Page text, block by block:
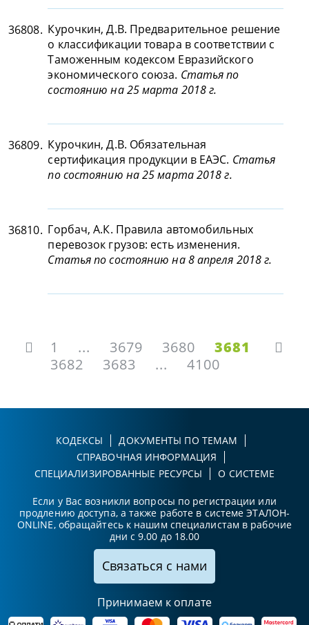
36808. Курочкин, Д.В. Предварительное решение
о классификации товара в соответствии с
Таможенным кодексом Евразийского
экономического союза. Статья по
состоянию на 25 марта 2018 г.
36809. Курочкин, Д.В. Обязательная
сертификация продукции в ЕАЭС. Статья
по состоянию на 25 марта 2018 г.
36810. Горбач, А.К. Правила автомобильных
перевозок грузов: есть изменения.
Статья по состоянию на 8 апреля 2018 г.
1 ... 3679 3680
3681
3682
3683 ... 4100
КОДЕКСЫ
ДОКУМЕНТЫ ПО ТЕМАМ
СПРАВОЧНАЯ ИНФОРМАЦИЯ
СПЕЦИАЛИЗИРОВАННЫЕ РЕСУРСЫ
О СИСТЕМЕ
Если у Вас возникли вопросы по регистрации или
продлению доступа, а также работе в системе ЭТАЛОН-
ONLINE, обращайтесь к нашим специалистам в рабочие
дни с 9.00 до 18.00
Связаться с нами
Принимаем к оплате